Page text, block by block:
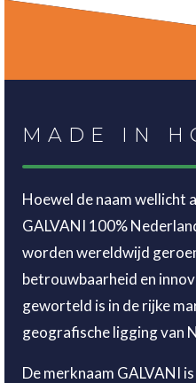
MADE IN
Hoewel de naam wellicht
GALVANI 100%
worden wereldwijd
betrouwbaarheid en
geworteld is in de rijke
geografische ligging van
De merknaam GALVANI